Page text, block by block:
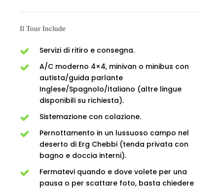
Il Tour Include
Servizi di ritiro e consegna.
A/C moderno 4×4, minivan o minibus con
autista/guida parlante
Inglese/Spagnolo/Italiano (altre lingue
disponibili su richiesta).
Sistemazione con colazione.
Pernottamento in un lussuoso campo nel
deserto di Erg Chebbi (tenda privata con
bagno e doccia interni).
Fermatevi quando e dove volete per una
pausa o per scattare foto, basta chiedere